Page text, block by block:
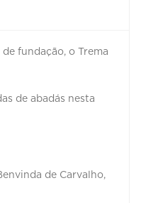
fundação, o Trema
de abadás nesta
de Carvalho,